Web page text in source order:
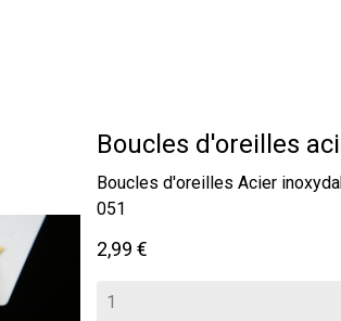
Boucles d'oreilles
Boucles d'oreilles Acier
051
Prix
2,99 €